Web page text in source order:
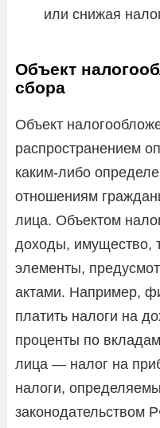
или снижая
Объект
сбора
Объект
распространением
каким-либо
отношениям
лица. Объектом
доходы, имущество,
элементы,
актами. Например,
платить налоги на
проценты по
лица — налог на
налоги,
законодательством